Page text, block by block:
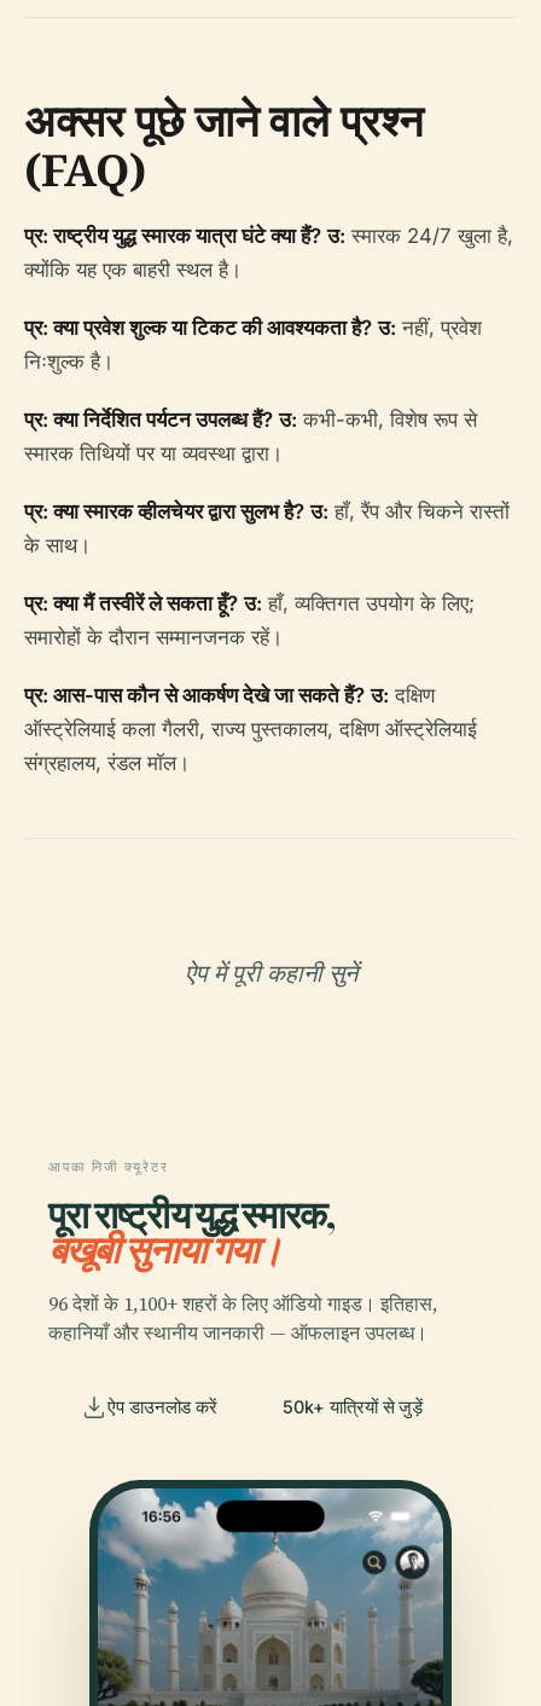
अक्सर पूछे जाने वाले प्रश्न
(FAQ)
प्र: राष्ट्रीय युद्ध स्मारक यात्रा घंटे क्या हैं? उ: स्मारक 24/7 खुला है,
क्योंकि यह एक बाहरी स्थल है।
प्र: क्या प्रवेश शुल्क या टिकट की आवश्यकता है? उ: नहीं, प्रवेश
निःशुल्क है।
प्र: क्या निर्देशित पर्यटन उपलब्ध हैं? उ: कभी-कभी, विशेष रूप से
स्मारक तिथियों पर या व्यवस्था द्वारा।
प्र: क्या स्मारक व्हीलचेयर द्वारा सुलभ है? उ: हाँ, रैंप और चिकने रास्तों
के साथ।
प्र: क्या मैं तस्वीरें ले सकता हूँ? उ: हाँ, व्यक्तिगत उपयोग के लिए;
समारोहों के दौरान सम्मानजनक रहें।
प्र: आस-पास कौन से आकर्षण देखे जा सकते हैं? उ: दक्षिण
ऑस्ट्रेलियाई कला गैलरी, राज्य पुस्तकालय, दक्षिण ऑस्ट्रेलियाई
संग्रहालय, रंडल मॉल।
ऐप में पूरी कहानी सुनें
आपका निजी क्यूरेटर
पूरा राष्ट्रीय युद्ध स्मारक,
बखूबी सुनाया गया।
96 देशों के 1,100+ शहरों के लिए ऑडियो गाइड। इतिहास,
कहानियाँ और स्थानीय जानकारी — ऑफलाइन उपलब्ध।
ऐप डाउनलोड करें 50k+ यात्रियों से जुड़ें